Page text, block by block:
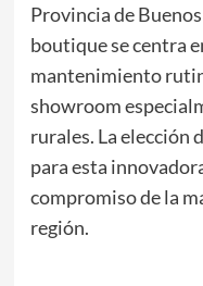
Provincia de
boutique se centra
mantenimiento
showroom
rurales. La elección
para esta
compromiso de la
región.